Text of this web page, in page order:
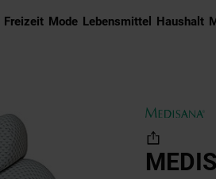
Freizeit Mode Lebensmittel Haushalt